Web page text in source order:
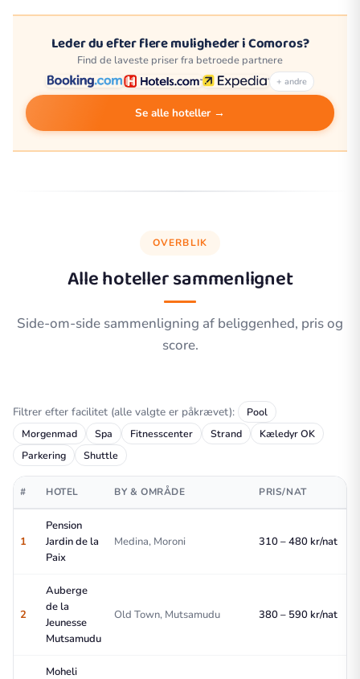
Leder du efter flere muligheder i Comoros?
Find de laveste priser fra betroede partnere
+ andre
Se alle hoteller →
OVERBLIK
Alle hoteller sammenlignet
Side-om-side sammenligning af beliggenhed, pris og
score.
Filtrer efter facilitet (alle valgte er påkrævet):
Pool
Morgenmad
Spa Fitnesscenter Strand
Kæledyr OK
Parkering
Shuttle
# HOTEL BY & OMRÅDE PRIS/NAT
1
Pension
Jardin de la
Paix
Medina, Moroni 310 – 480 kr/nat
2
Auberge
de la
Jeunesse
Mutsamudu
Old Town, Mutsamudu 380 – 590 kr/nat
Moheli